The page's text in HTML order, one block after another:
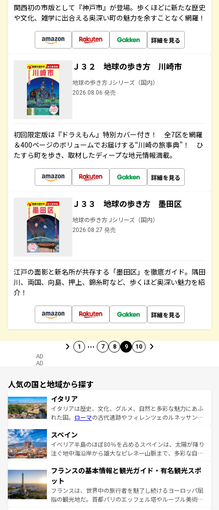
関西初の市版として『神戸市』が登場。歩くほどに新たな歴史
や文化、雑学に出合える奥深い町の魅力を余すことなく網羅！
詳細を見る
Ｊ３２ 地球の歩き方 川崎市
地球の歩き方 Jシリーズ（国内）
2026.08.06 発売
初回限定版は『ドラえもん』特別カバー付き！ 全7区を網羅
＆400ページのボリュームでお届けする“川崎の旅事典”！ ひ
たすら町を歩き、取材したディープな地元情報満載。
詳細を見る
Ｊ３３ 地球の歩き方 墨田区
地球の歩き方 Jシリーズ（国内）
2026.08.27 発売
江戸の面影と新名所が共存する「墨田区」を徹底ガイド。隅田
川、両国、向島、押上、錦糸町など、歩くほど奥深い魅力を紹
介！
詳細を見る
1 … 7 8 9 10
AD
AD
人気の国と地域から探す
イタリア
イタリアは歴史、文化、グルメ、自然と多彩な魅力にあふ
れた国。 ローマの古代遺跡やフィレンツェのルネッサンス
ろん、トスカーナの美しい田園風景やアマルフィ海岸の絶
景など、自然景観も見逃せない。観光の合間には、本場の
ピザやパスタなど、絶品のイタリア料理を堪能することも
ませてくれるイタリアで、忘れられない旅をしてみよう！
なお、新着のイタリア情報は
しい。
スペイン
イベリア半島のほぼ80％を占めるスペインは、太陽が降り
注ぐ地中海沿岸から雄大なピレネー山脈まで、多彩な自然
文化が根付くこの国では、情熱的なフラメンコ、熱気あふ
れる闘牛、そして美味しいタパスが生活の一部となってい
る。首都マドリードの洗練された雰囲気や、バルセロナの
アートに溢れた街角から、地方では古代ローマ遺跡や中世
フランスの基本情報と観光ガイド・有名観光スポ
ット
フランスは、世界中の旅行者を魅了し続けるヨーロッパ屈
指の観光地だ。首都パリのエッフェル塔やルーブル美術館